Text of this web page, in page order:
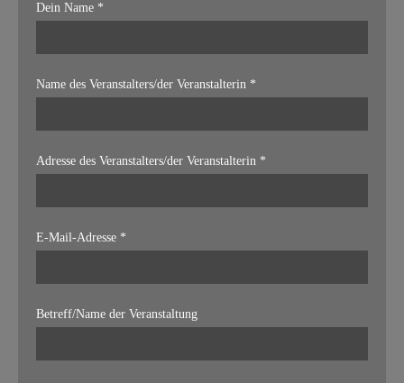
Dein Name *
Name des Veranstalters/der Veranstalterin *
Adresse des Veranstalters/der Veranstalterin *
E-Mail-Adresse *
Betreff/Name der Veranstaltung